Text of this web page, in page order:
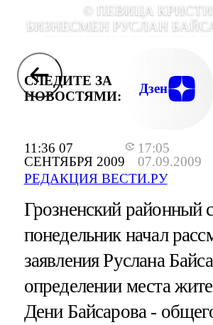
11:36 07
СЕНТЯБРЯ 2009
17:05
07.09.2009
РЕДАКЦИЯ ВЕСТИ.РУ
© ПЕВИЦА
БИЗНЕСМЕН РУСЛАН
СЛЕДИТЕ ЗА
НОВОСТЯМИ:
Дзен
Грозненский районный
понедельник начал
заявления Руслана
определении места
Дени Байсарова -